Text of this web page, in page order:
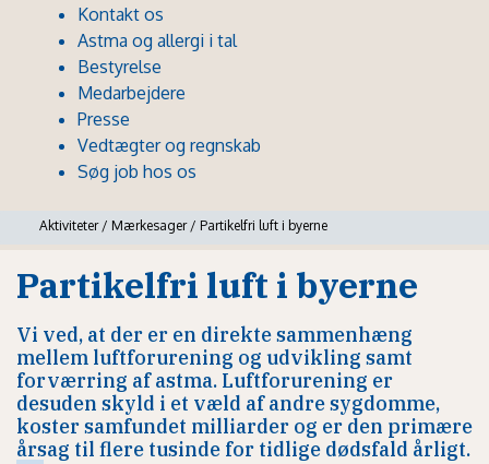
Kontakt os
Astma og allergi i tal
Bestyrelse
Medarbejdere
Presse
Vedtægter og regnskab
Søg job hos os
Aktiviteter / Mærkesager / Partikelfri luft i byerne
Partikelfri luft i byerne
Vi ved, at der er en direkte sammenhæng
mellem luftforurening og udvikling samt
forværring af astma. Luftforurening er
desuden skyld i et væld af andre sygdomme,
koster samfundet milliarder og er den primære
årsag til flere tusinde for tidlige dødsfald årligt.